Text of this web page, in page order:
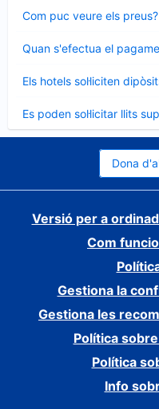
Com puc veure els preus?
tancat
Quan s'efectua el
tancat
Els hotels sol·liciten
tancat
Es poden sol·licitar llits
tancat
Dona
Versió per a
Com
Gestiona la
Gestiona les
Política
Política
Info